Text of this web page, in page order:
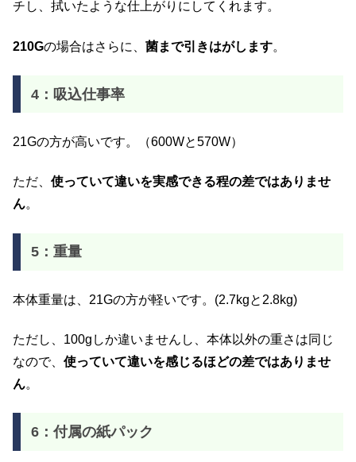
チし、拭いたような仕上がりにしてくれます。
210Gの場合はさらに、 菌まで引きはがします。
4：吸込仕事率
21Gの方が高いです。（600Wと570W）
ただ、 使っていて違いを実感できる程の差ではありませ
ん。
5：重量
本体重量は、21Gの方が軽いです。(2.7kgと2.8kg)
ただし、100gしか違いませんし、本体以外の重さは同じ
なので、 使っていて違いを感じるほどの差ではありませ
ん。
6：付属の紙パック